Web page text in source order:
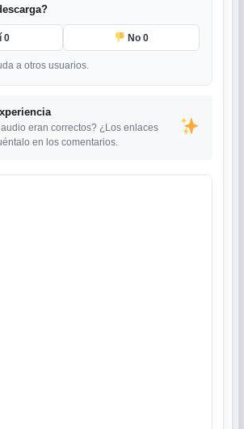
0 No 0
a otros usuarios.
eran correctos? ¿Los enlaces
en los comentarios.